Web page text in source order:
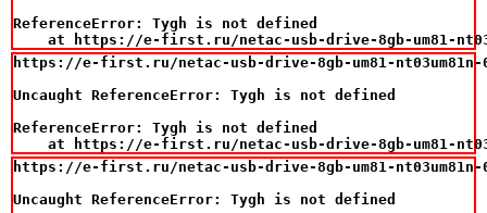
ReferenceError: Tygh is not defined
at https://e-first.ru/netac-usb-drive-8gb-um81-
https://e-first.ru/netac-usb-drive-8gb-um81-nt03um81n-
Uncaught ReferenceError: Tygh is not defined
ReferenceError: Tygh is not defined
at https://e-first.ru/netac-usb-drive-8gb-um81-
https://e-first.ru/netac-usb-drive-8gb-um81-nt03um81n-
Uncaught ReferenceError: Tygh is not defined